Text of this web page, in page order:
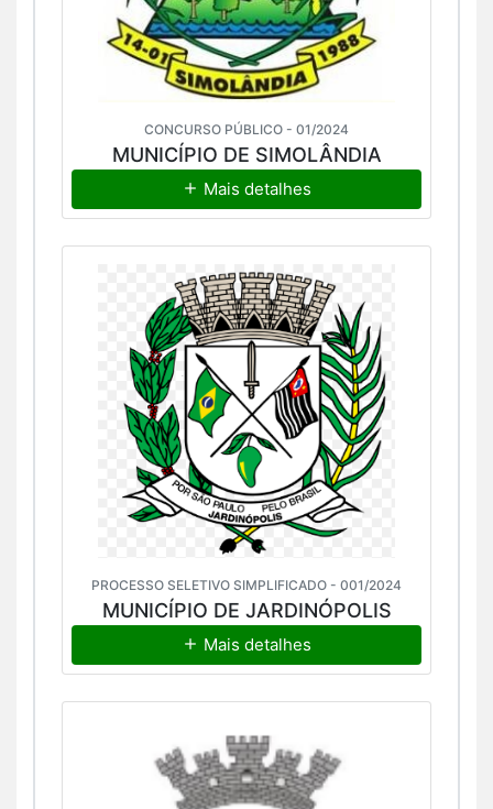
CONCURSO PÚBLICO - 01/2024
MUNICÍPIO DE SIMOLÂNDIA
Mais detalhes
PROCESSO SELETIVO SIMPLIFICADO - 001/2024
MUNICÍPIO DE JARDINÓPOLIS
Mais detalhes